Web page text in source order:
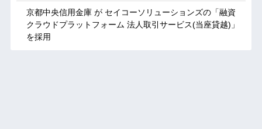
京都中央信用金庫 が セイコーソリューションズの「融資
クラウドプラットフォーム 法人取引サービス(当座貸越)」
を採用